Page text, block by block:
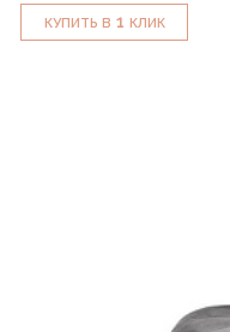
КУПИТЬ В 1 КЛИК